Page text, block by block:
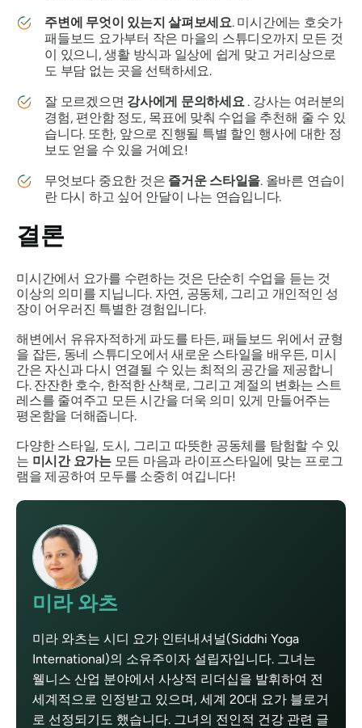
주변에 무엇이 있는지 살펴보세요. 미시간에는 호숫가
패들보드 요가부터 작은 마을의 스튜디오까지 모든 것
이 있으니, 생활 방식과 일상에 쉽게 맞고 거리상으로
도 부담 없는 곳을 선택하세요.
잘 모르겠으면 강사에게 문의하세요. 강사는 여러분의
경험, 편안함 정도, 목표에 맞춰 수업을 추천해 줄 수 있
습니다. 또한, 앞으로 진행될 특별 할인 행사에 대한 정
보도 얻을 수 있을 거예요!
무엇보다 중요한 것은 즐거운 스타일을. 올바른 연습이
란 다시 하고 싶어 안달이 나는 연습입니다.
결론
미시간에서 요가를 수련하는 것은 단순히 수업을 듣는 것
이상의 의미를 지닙니다. 자연, 공동체, 그리고 개인적인 성
장이 어우러진 특별한 경험입니다.
해변에서 유유자적하게 파도를 타든, 패들보드 위에서 균형
을 잡든, 동네 스튜디오에서 새로운 스타일을 배우든, 미시
간은 자신과 다시 연결될 수 있는 최적의 공간을 제공합니
다. 잔잔한 호수, 한적한 산책로, 그리고 계절의 변화는 스트
레스를 줄여주고 모든 시간을 더욱 의미 있게 만들어주는
평온함을 더해줍니다.
다양한 스타일, 도시, 그리고 따뜻한 공동체를 탐험할 수 있
는 미시간 요가는모든 마음과 라이프스타일에 맞는 프로그
램을 제공하여 모두를 소중히 여깁니다!
미라 와츠
미라 와츠는 시디 요가 인터내셔널(Siddhi Yoga
International)의 소유주이자 설립자입니다. 그녀는
웰니스 산업 분야에서 사상적 리더십을 발휘하여 전
세계적으로 인정받고 있으며, 세계 20대 요가 블로거
로 선정되기도 했습니다. 그녀의 전인적 건강 관련 글